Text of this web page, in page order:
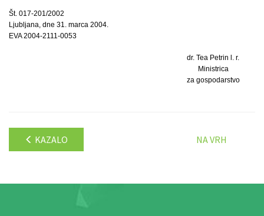
Št. 017-201/2002
Ljubljana, dne 31. marca 2004.
EVA 2004-2111-0053
dr. Tea Petrin l. r.
Ministrica
za gospodarstvo
KAZALO NA VRH